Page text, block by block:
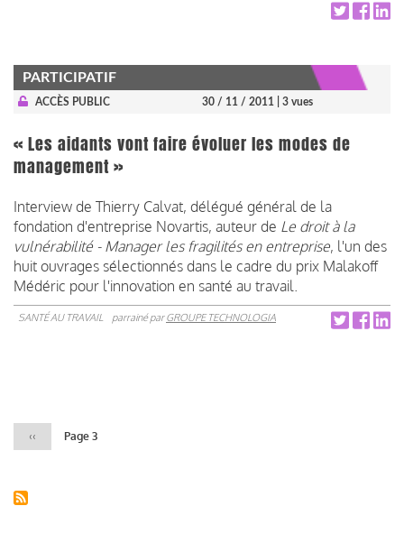
PARTICIPATIF
ACCÈS PUBLIC 30 / 11 / 2011 | 3 vues
« Les aidants vont faire évoluer les modes de
management »
Interview de Thierry Calvat, délégué général de la
fondation d'entreprise Novartis, auteur de Le droit à la
vulnérabilité - Manager les fragilités en entreprise, l'un des
huit ouvrages sélectionnés dans le cadre du prix Malakoff
Médéric pour l'innovation en santé au travail.
SANTÉ AU TRAVAIL parrainé parGROUPE TECHNOLOGIA
Page
précédente
‹‹ Page 3